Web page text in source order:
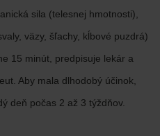
sila (telesnej hmotnosti),
väzy, šľachy, kĺbové puzdrá)
15 minút, predpisuje lekár a
Aby mala dlhodobý účinok,
deň počas 2 až 3 týždňov.